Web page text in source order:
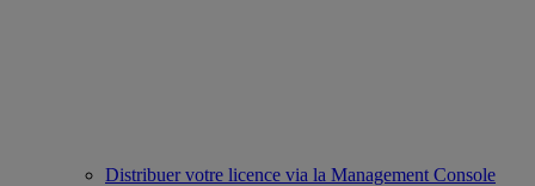
Distribuer votre licence via la Management Console